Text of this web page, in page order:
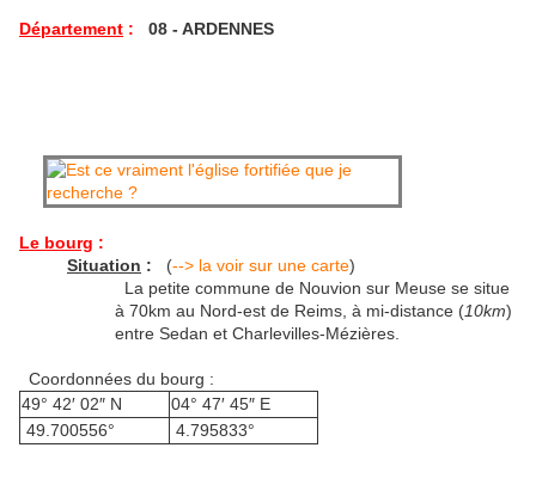
Département : 08 - ARDENNES
Le bourg :
Situation : (--> la voir sur une carte)
La petite commune de Nouvion sur Meuse se situe
à 70km au Nord-est de Reims, à mi-distance (10km)
entre Sedan et Charlevilles-Mézières.
Coordonnées du bourg :
49° 42′ 02″ N
04° 47′ 45″ E
49.700556°
4.795833°